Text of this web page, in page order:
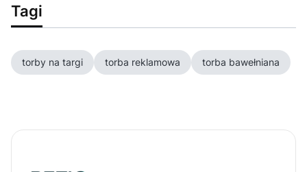
Tagi
torby na targi torba reklamowa torba bawełniana